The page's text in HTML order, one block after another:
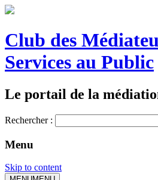
Club des
Services au Public
Le portail de la
Rechercher :
Menu
Skip to content